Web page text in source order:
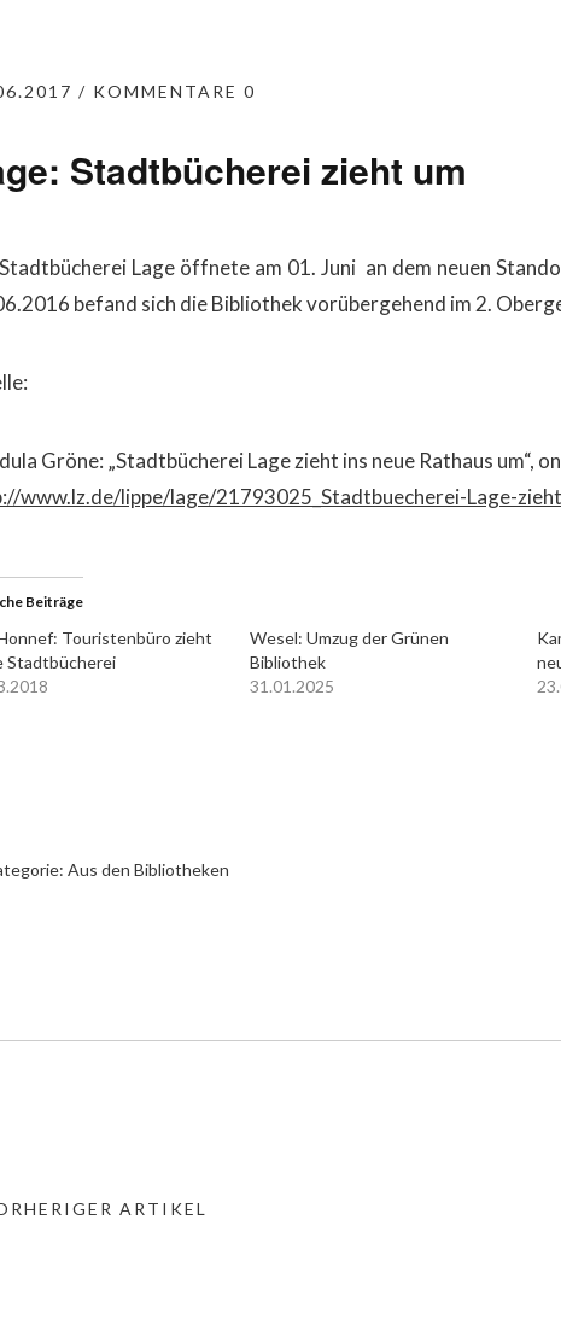
KOMMENTARE 0
Stadtbücherei zieht um
Lage öffnete am 01. Juni an dem neuen
befand sich die Bibliothek vorübergehend im 2.
Gröne: „Stadtbücherei Lage zieht ins neue Rathaus um“,
www.lz.de/lippe/lage/21793025_Stadtbuecherei-Lage-
Beiträge
Touristenbüro zieht
Stadtbücherei
Wesel: Umzug der Grünen
Bibliothek
31.01.2025
Aus den Bibliotheken
ARTIKEL